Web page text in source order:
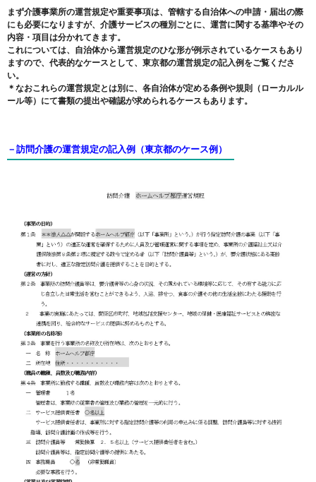
まず介護事業所の運営規定や重要事項は、管轄する自治体への申請・届出の際
にも必要になりますが、介護サービスの種別ごとに、運営に関する基準やその
内容・項目は分かれてきます。
これについては、自治体から運営規定のひな形が例示されているケースもあり
ますので、代表的なケースとして、東京都の運営規定の記入例をご覧くださ
い。
＊なおこれらの運営規定とは別に、各自治体が定める条例や規則（ローカルル
ール等）にて書類の提出や確認が求められるケースもあります。
－訪問介護の運営規定の記入例（東京都のケース例）